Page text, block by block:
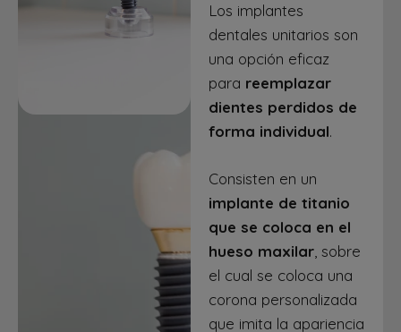
Los implantes
dentales unitarios son
una opción eficaz
para reemplazar
dientes perdidos de
forma individual.
Consisten en un
implante de titanio
que se coloca en el
hueso maxilar , sobre
el cual se coloca una
corona personalizada
que imita la apariencia